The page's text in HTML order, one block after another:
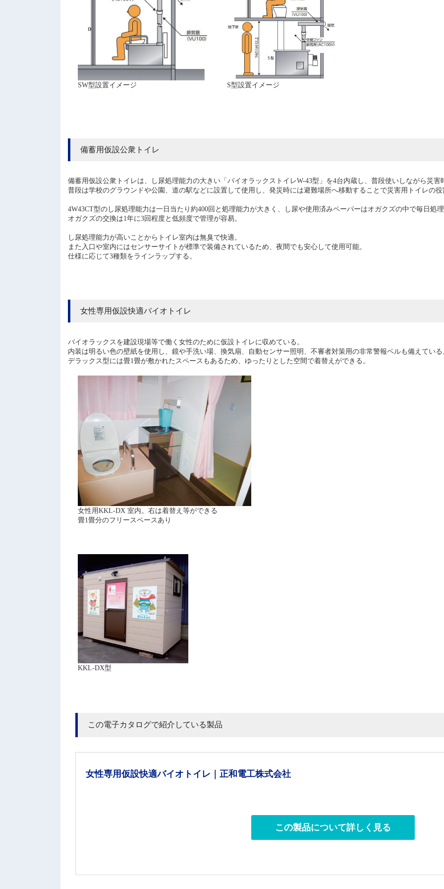
SW型設置イメージ S型設置イメージ
備蓄用仮設公衆トイレ
備蓄用仮設公衆トイレは、し尿処理能力の大きい「バイオラックストイレW-43型」を4台内蔵し、普段使いしながら災
普段は学校のグラウンドや公園、道の駅などに設置して使用し、発災時には避難場所へ移動することで災害用トイレの
4W43CT型のし尿処理能力は一日当たり約400回と処理能力が大きく、し尿や使用済みペーパーはオガクズの中で毎日処
オガクズの交換は1年に3回程度と低頻度で管理が容易。
し尿処理能力が高いことからトイレ室内は無臭で快適。
また入口や室内にはセンサーサイトが標準で装備されているため、夜間でも安心して使用可能。
仕様に応じて3種類をラインラップする。
女性専用仮設快適バイオトイレ
バイオラックスを建設現場等で働く女性のために仮設トイレに収めている。
内装は明るい色の壁紙を使用し、鏡や手洗い場、換気扇、自動センサー照明、不審者対策用の非常警報ベルも備えている
デラックス型には畳1畳が敷かれたスペースもあるため、ゆったりとした空間で着替えができる。
女性用KKL-DX 室内。右は着替え等ができる
畳1畳分のフリースペースあり
KKL-DX型
この電子カタログで紹介している製品
女性専用仮設快適バイオトイレ｜正和電工株式会社
この製品について詳しく見る